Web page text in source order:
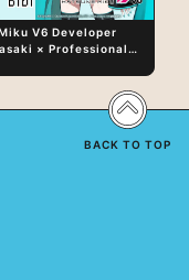
V6 Developer
× Professional
Lies in “Love
characters” and
BACK TO TOP